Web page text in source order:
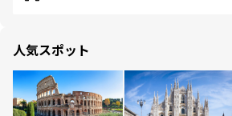
人気スポット